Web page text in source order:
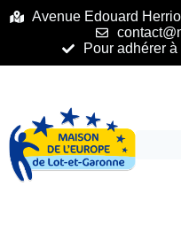
principalAvenue Edouard
Pour adhérer